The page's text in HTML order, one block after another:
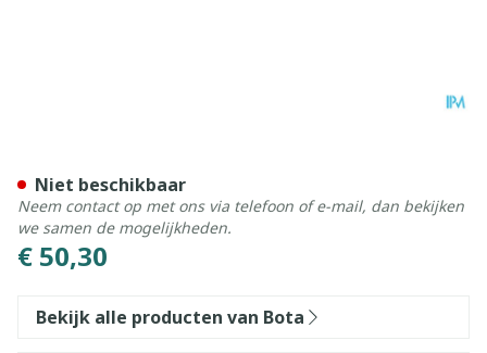
€ 50,30
Niet beschikbaar
Neem contact op met ons via telefoon of e-mail, dan bekijken
we samen de mogelijkheden.
Bekijk alle producten van Bota